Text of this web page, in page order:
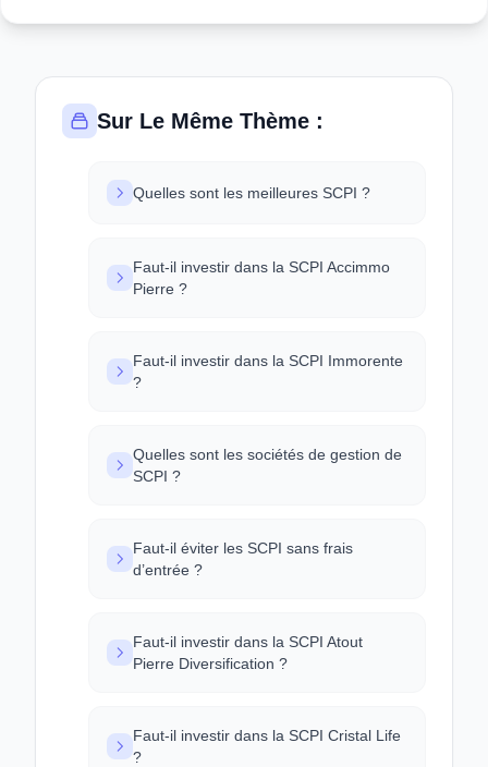
Sur Le Même Thème :
Quelles sont les meilleures SCPI ?
Faut-il investir dans la SCPI Accimmo
Pierre ?
Faut-il investir dans la SCPI Immorente
?
Quelles sont les sociétés de gestion de
SCPI ?
Faut-il éviter les SCPI sans frais
d’entrée ?
Faut-il investir dans la SCPI Atout
Pierre Diversification ?
Faut-il investir dans la SCPI Cristal Life
?